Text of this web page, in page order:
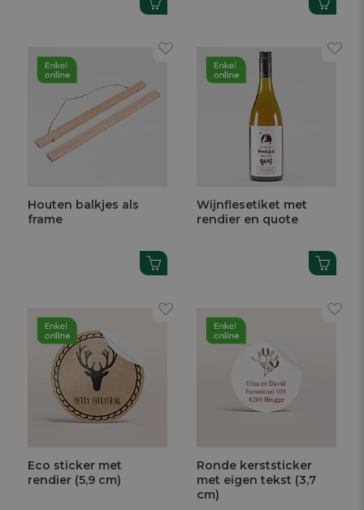
Houten balkjes als
frame
Wijnflesetiket met
rendier en quote
Eco sticker met
rendier (5,9 cm)
Ronde kerststicker
met eigen tekst (3,7
cm)